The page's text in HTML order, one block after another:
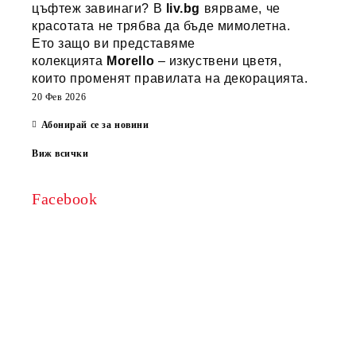
цъфтеж завинаги? В
liv.bg вярваме, че
красотата не трябва да бъде мимолетна.
Ето защо ви представяме
колекцията Morello – изкуствени цветя,
които променят правилата на декорацията.
20 Фев 2026
Абонирай се за новини
Виж всички
Facebook